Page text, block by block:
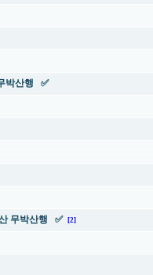
박산행 ✅
무박산행 ✅ [2]